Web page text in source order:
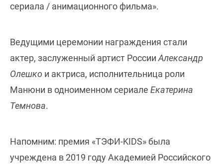
сериала / анимационного фильма».
Ведущими церемонии награждения стали
актер, заслуженный артист России Александр
Олешко и актриса, исполнительница роли
Манюни в одноименном сериале Екатерина
Темнова.
Напомним: премия «ТЭФИ-KIDS» была
учреждена в 2019 году Академией Российского